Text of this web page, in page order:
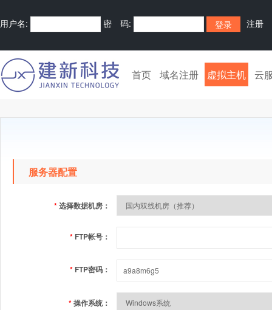
用户名: 密 码: 注册
首页 域名注册 虚拟主机 云
服务器配置
*选择数据机房：
* FTP帐号：
* FTP密码：
*操作系统：